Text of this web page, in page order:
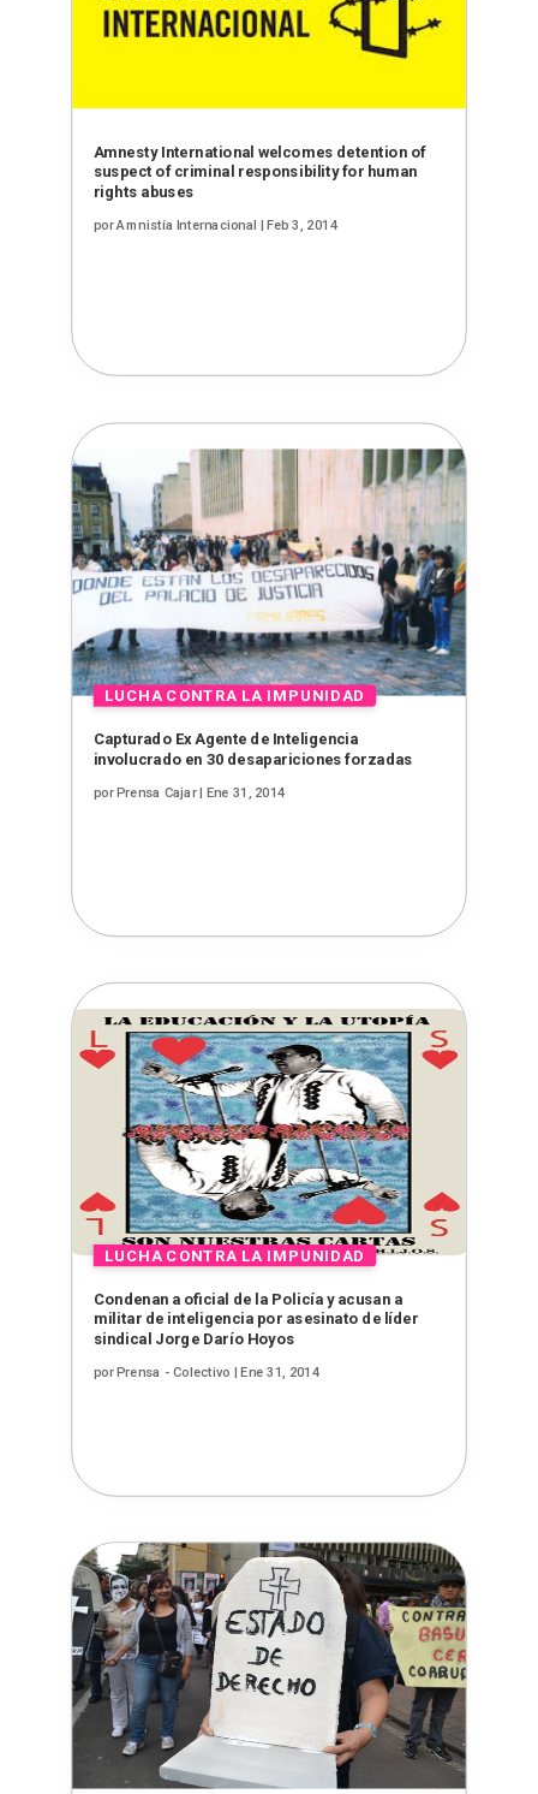
Amnesty International welcomes detention of
suspect of criminal responsibility for human
rights abuses
porAmnistía Internacional Feb 3, 2014
Capturado Ex Agente de Inteligencia
involucrado en 30 desapariciones forzadas
porPrensa Cajar| Ene 31, 2014
Condenan a oficial de la Policía y acusan a
militar de inteligencia por asesinato de líder
sindical Jorge Darío Hoyos
porPrensa - Colectivo | Ene 31, 2014